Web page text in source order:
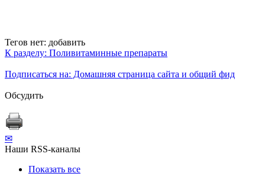
Тегов нет: добавить
К разделу: Поливитаминные препараты
Подписаться на: Домашняя страница сайта и общий фид
Обсудить
✉
Наши RSS-каналы
Показать все